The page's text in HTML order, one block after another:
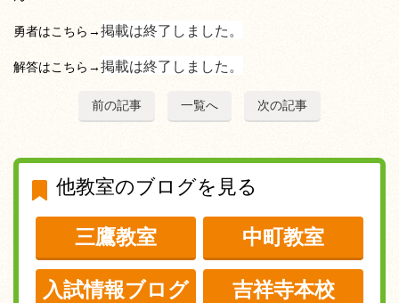
勇者はこちら→掲載は終了しました。
解答はこちら→掲載は終了しました。
前の記事 一覧へ 次の記事
他教室のブログを見る
三鷹教室 中町教室
入試情報ブログ 吉祥寺本校